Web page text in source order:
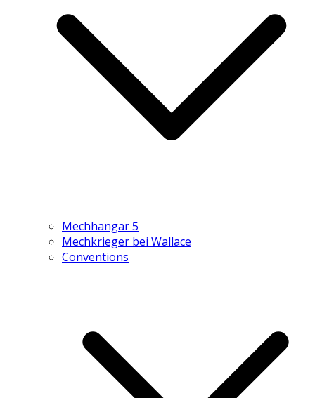
Mechhangar 5
Mechkrieger bei Wallace
Conventions